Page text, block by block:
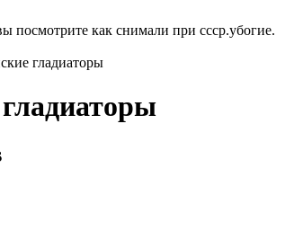
посмотрите как снимали при ссср.убогие.
гладиаторы